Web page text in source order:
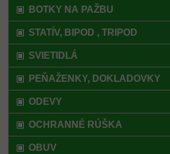
BOTKY NA PAŽBU
STATÍV, BIPOD , TRIPOD
SVIETIDLÁ
PEŇAŽENKY, DOKLADOVKY
ODEVY
OCHRANNÉ RÚŠKA
OBUV